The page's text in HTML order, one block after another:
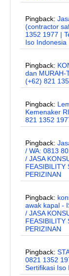
Pingback:
(contractor
1352 1977 |
Iso Indonesia
Pingback:
dan MURAH-
(+62) 821
Pingback:
Kemenaker
821 1352
Pingback:
/ WA: 0813
/ JASA
FEASIBILITY
PERIZINAN
Pingback:
awak kapal -
/ JASA
FEASIBILITY
PERIZINAN
Pingback:
0821 1352
Sertifikasi Iso